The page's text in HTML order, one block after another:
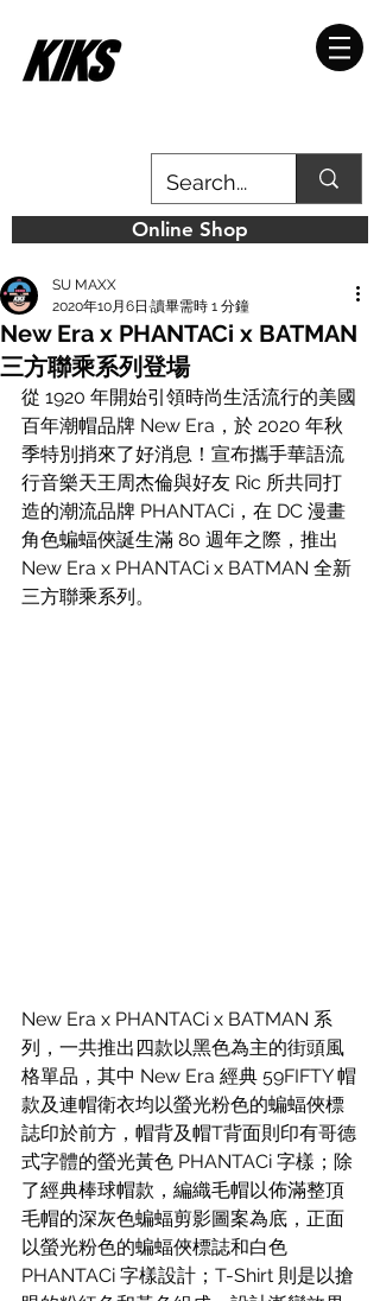
Online Shop
New Era x PHANTACi x BATMAN
三方聯乘系列登場
SU MAXX
2020年10月6日 讀畢需時 1 分鐘
從 1920 年開始引領時尚生活流行的美國
百年潮帽品牌 New Era，於 2020 年秋
季特別捎來了好消息！宣布攜手華語流
行音樂天王周杰倫與好友 Ric 所共同打
造的潮流品牌 PHANTACi，在 DC 漫畫
角色蝙蝠俠誕生滿 80 週年之際，推出
New Era x PHANTACi x BATMAN 全新
三方聯乘系列。
New Era x PHANTACi x BATMAN 系
列，一共推出四款以黑色為主的街頭風
格單品，其中 New Era 經典 59FIFTY 帽
款及連帽衛衣均以螢光粉色的蝙蝠俠標
誌印於前方，帽背及帽T背面則印有哥德
式字體的螢光黃色 PHANTACi 字樣；除
了經典棒球帽款，編織毛帽以佈滿整頂
毛帽的深灰色蝙蝠剪影圖案為底，正面
以螢光粉色的蝙蝠俠標誌和白色
PHANTACi 字樣設計；T-Shirt 則是以搶